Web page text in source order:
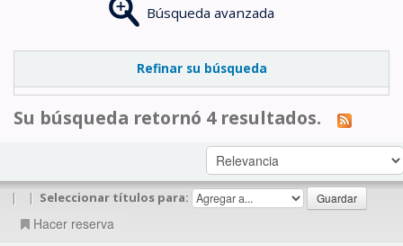
Búsqueda avanzada
Refinar su búsqueda
Su búsqueda retornó 4 resultados.
| | Seleccionar títulos para:
Hacer reserva